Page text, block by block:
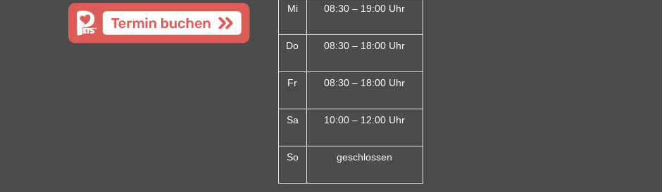
Mi 08:30 – 19:00 Uhr
Do 08:30 – 18:00 Uhr
Fr 08:30 – 18:00 Uhr
Sa 10:00 – 12:00 Uhr
So geschlossen